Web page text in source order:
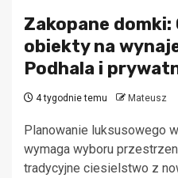
Zakopane domki:
obiekty na
Podhala i
4 tygodnie temu Mateusz
Planowanie luksusowego
wymaga wyboru
tradycyjne ciesielstwo z